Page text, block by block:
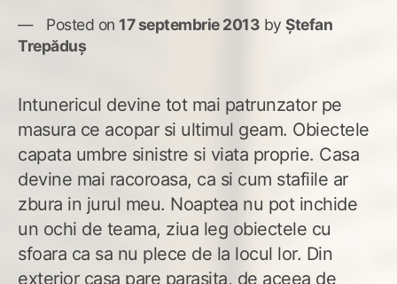
Posted on 17 septembrie 2013 by Ștefan
Trepăduș
Intunericul devine tot mai patrunzator pe
masura ce acopar si ultimul geam. Obiectele
capata umbre sinistre si viata proprie. Casa
devine mai racoroasa, ca si cum stafiile ar
zbura in jurul meu. Noaptea nu pot inchide
un ochi de teama, ziua leg obiectele cu
sfoara ca sa nu plece de la locul lor. Din
exterior casa pare parasita, de aceea de